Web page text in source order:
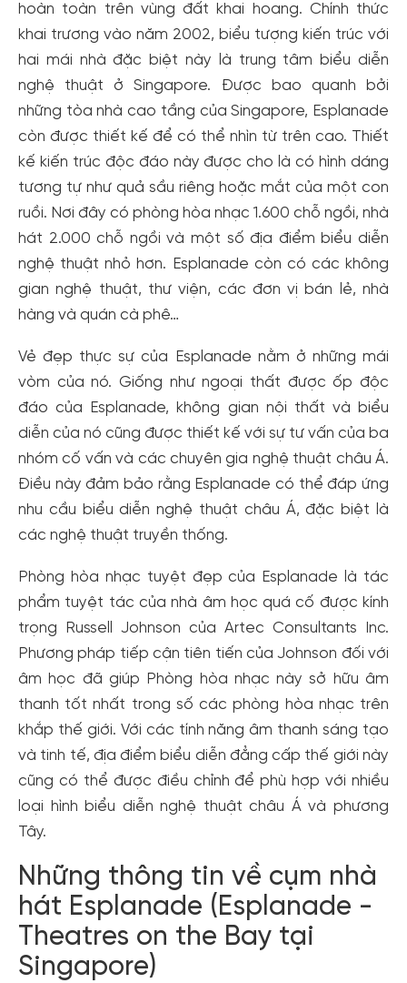
hoàn toàn trên vùng đất khai hoang. Chính thức
khai trương vào năm 2002, biểu tượng kiến ​​trúc với
hai mái nhà đặc biệt này là trung tâm biểu diễn
nghệ thuật ở Singapore. Được bao quanh bởi
những tòa nhà cao tầng của Singapore, Esplanade
còn được thiết kế để có thể nhìn từ trên cao. Thiết
kế kiến ​​trúc độc đáo này được cho là có hình dáng
tương tự như quả sầu riêng hoặc mắt của một con
ruồi. Nơi đây có phòng hòa nhạc 1.600 chỗ ngồi, nhà
hát 2.000 chỗ ngồi và một số địa điểm biểu diễn
nghệ thuật nhỏ hơn. Esplanade còn có các không
gian nghệ thuật, thư viện, các đơn vị bán lẻ, nhà
hàng và quán cà phê…
Vẻ đẹp thực sự của Esplanade nằm ở những mái
vòm của nó. Giống như ngoại thất được ốp độc
đáo của Esplanade, không gian nội thất và biểu
diễn của nó cũng được thiết kế với sự tư vấn của ba
nhóm cố vấn và các chuyên gia nghệ thuật châu Á.
Điều này đảm bảo rằng Esplanade có thể đáp ứng
nhu cầu biểu diễn nghệ thuật châu Á, đặc biệt là
các nghệ thuật truyền thống.
Phòng hòa nhạc tuyệt đẹp của Esplanade là tác
phẩm tuyệt tác của nhà âm học quá cố được kính
trọng Russell Johnson của Artec Consultants Inc.
Phương pháp tiếp cận tiên tiến của Johnson đối với
âm học đã giúp Phòng hòa nhạc này sở hữu âm
thanh tốt nhất trong số các phòng hòa nhạc trên
khắp thế giới. Với các tính năng âm thanh sáng tạo
và tinh tế, địa điểm biểu diễn đẳng cấp thế giới này
cũng có thể được điều chỉnh để phù hợp với nhiều
loại hình biểu diễn nghệ thuật châu Á và phương
Tây.
Những thông tin về cụm nhà
hát Esplanade (Esplanade -
Theatres on the Bay tại
Singapore)